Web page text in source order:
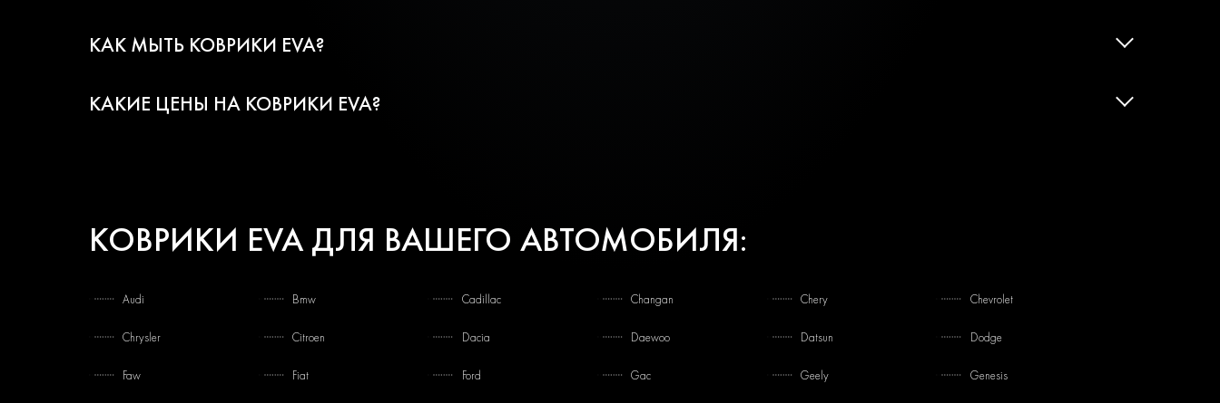
КАК МЫТЬ КОВРИКИ EVA?
КАКИЕ ЦЕНЫ НА КОВРИКИ EVA?
КОВРИКИ EVA ДЛЯ ВАШЕГО АВТОМОБИЛЯ:
Audi Bmw Cadillac Changan Chery Chevrolet
Chrysler Citroen Dacia Daewoo Datsun Dodge
Faw Fiat Ford Gac Geely Genesis